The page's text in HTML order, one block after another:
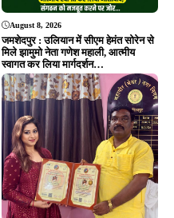
August 8, 2026
जमशेदपुर : उलियान में सीएम हेमंत सोरेन से
मिले झामुमो नेता गणेश महाली, आत्मीय
स्वागत कर लिया मार्गदर्शन…